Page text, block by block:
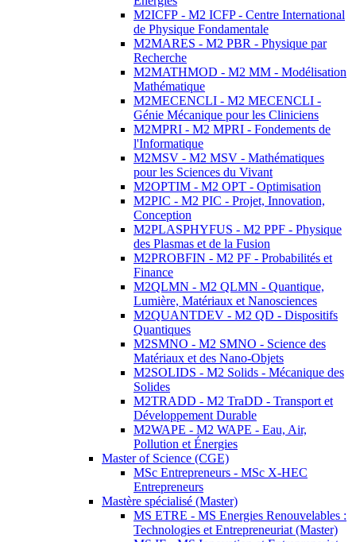
M2ICFP - M2 ICFP - Centre International
de Physique Fondamentale
M2MARES - M2 PBR - Physique par
Recherche
M2MATHMOD - M2 MM - Modélisation
Mathématique
M2MECENCLI - M2 MECENCLI -
Génie Mécanique pour les Cliniciens
M2MPRI - M2 MPRI - Fondements de
l'Informatique
M2MSV - M2 MSV - Mathématiques
pour les Sciences du Vivant
M2OPTIM - M2 OPT - Optimisation
M2PIC - M2 PIC - Projet, Innovation,
Conception
M2PLASPHYFUS - M2 PPF - Physique
des Plasmas et de la Fusion
M2PROBFIN - M2 PF - Probabilités et
Finance
M2QLMN - M2 QLMN - Quantique,
Lumière, Matériaux et Nanosciences
M2QUANTDEV - M2 QD - Dispositifs
Quantiques
M2SMNO - M2 SMNO - Science des
Matériaux et des Nano-Objets
M2SOLIDS - M2 Solids - Mécanique des
Solides
M2TRADD - M2 TraDD - Transport et
Développement Durable
M2WAPE - M2 WAPE - Eau, Air,
Pollution et Énergies
Master of Science (CGE)
MSc Entrepreneurs - MSc X-HEC
Entrepreneurs
Mastère spécialisé (Master)
MS ETRE - MS Energies Renouvelables :
Technologies et Entrepreneuriat (Master)